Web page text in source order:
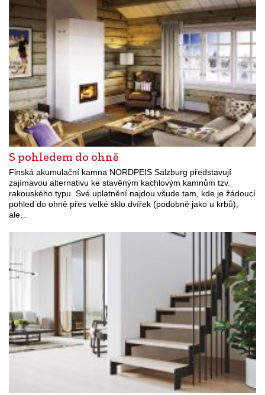
S pohledem do ohně
Finská akumulační kamna NORDPEIS Salzburg představují
zajímavou alternativu ke stavěným kachlovým kamnům tzv.
rakouského typu. Své uplatnění najdou všude tam, kde je žádoucí
pohled do ohně přes velké sklo dvířek (podobně jako u krbů),
ale…